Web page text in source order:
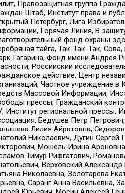
Правозащитная группа
Штаб, Институт права и
Петербург, Лига
Горячая Линия, В
фонд охраны
тайга, Так-Так-Так,
Гагарина, Фонд имени Андрея
Российский
действие, Центр
Частное учреждение
Массовой Информации,
прессы, Гражданский
Институт региональной прессы,
Бедушев Петр
Лилия Айратовна,
Николаевич, Дугин Сергей
Мошель Ирина
Тимур Рифгатович,
Верховский
Николаевна, Золотарева
Саранг Анна Васильевна,